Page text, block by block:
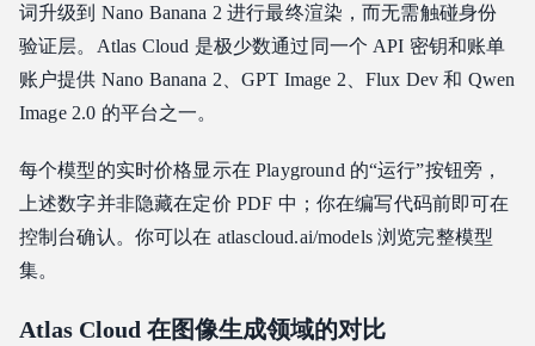
词升级到 Nano Banana 2 进行最终渲染，而无需触碰身份
验证层。Atlas Cloud 是极少数通过同一个 API 密钥和账单
账户提供 Nano Banana 2、GPT Image 2、Flux Dev 和 Qwen
Image 2.0 的平台之一。
每个模型的实时价格显示在 Playground 的“运行”按钮旁，
上述数字并非隐藏在定价 PDF 中；你在编写代码前即可在
控制台确认。你可以在 atlascloud.ai/models 浏览完整模型
集。
Atlas Cloud 在图像生成领域的对比